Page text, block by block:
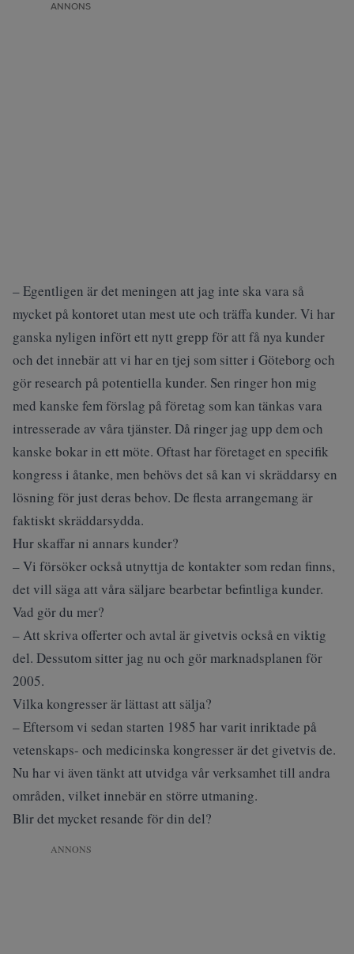
ANNONS
– Egentligen är det meningen att jag inte ska vara så
mycket på kontoret utan mest ute och träffa kunder. Vi har
ganska nyligen infört ett nytt grepp för att få nya kunder
och det innebär att vi har en tjej som sitter i Göteborg och
gör research på potentiella kunder. Sen ringer hon mig
med kanske fem förslag på företag som kan tänkas vara
intresserade av våra tjänster. Då ringer jag upp dem och
kanske bokar in ett möte. Oftast har företaget en specifik
kongress i åtanke, men behövs det så kan vi skräddarsy en
lösning för just deras behov. De flesta arrangemang är
faktiskt skräddarsydda.
Hur skaffar ni annars kunder?
– Vi försöker också utnyttja de kontakter som redan finns,
det vill säga att våra säljare bearbetar befintliga kunder.
Vad gör du mer?
– Att skriva offerter och avtal är givetvis också en viktig
del. Dessutom sitter jag nu och gör marknadsplanen för
2005.
Vilka kongresser är lättast att sälja?
– Eftersom vi sedan starten 1985 har varit inriktade på
vetenskaps- och medicinska kongresser är det givetvis de.
Nu har vi även tänkt att utvidga vår verksamhet till andra
områden, vilket innebär en större utmaning.
Blir det mycket resande för din del?
ANNONS